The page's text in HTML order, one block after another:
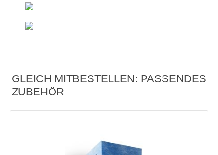
GLEICH MITBESTELLEN: PASSENDES
ZUBEHÖR